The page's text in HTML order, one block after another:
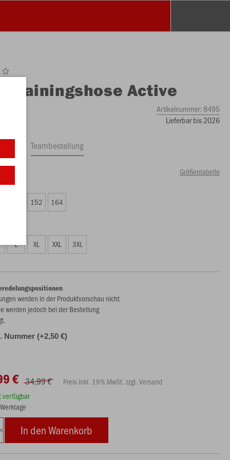
Trainingshose Active
Artikelnummer:8495
Lieferbar bis 2026
Teambestellung
Größentabelle
€)
152 164
L XL XXL 3XL
werden in der Produktvorschau nicht
werden jedoch bei der Bestellung
Nummer (+2,50 €)
€ 34,99 €
Preis inkl. 19% MwSt. zzgl. Versand
verfügbar
In den Warenkorb